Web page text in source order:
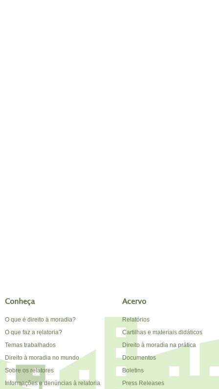
Conheça
O que é direito à moradia?
O que faz a relatoria?
Temas trabalhados
Direito à moradia no mundo
Sobre os relatores
Informações e denúncias à relatoria
Acervo
Relatórios
Cartilhas e materiais didáticos
Direito à moradia na prática
Documentos
Boletins
Press Releases